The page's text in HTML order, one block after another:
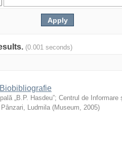
(0.001 seconds)
„B.P. Hasdeu”; Centrul de Informare
Pânzari, Ludmila (Museum, 2005)